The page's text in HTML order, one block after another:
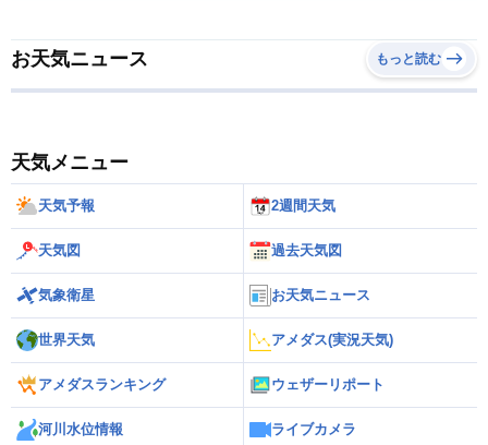
お天気ニュース もっと読む
天気メニュー
天気予報 2週間天気
天気図 過去天気図
気象衛星 お天気ニュース
世界天気 アメダス(実況天気)
アメダスランキング ウェザーリポート
河川水位情報 ライブカメラ